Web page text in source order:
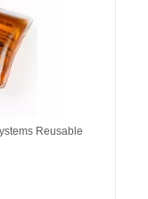
Reusable